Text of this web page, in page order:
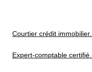
Courtier crédit immobilier...
Expert-comptable certifié...